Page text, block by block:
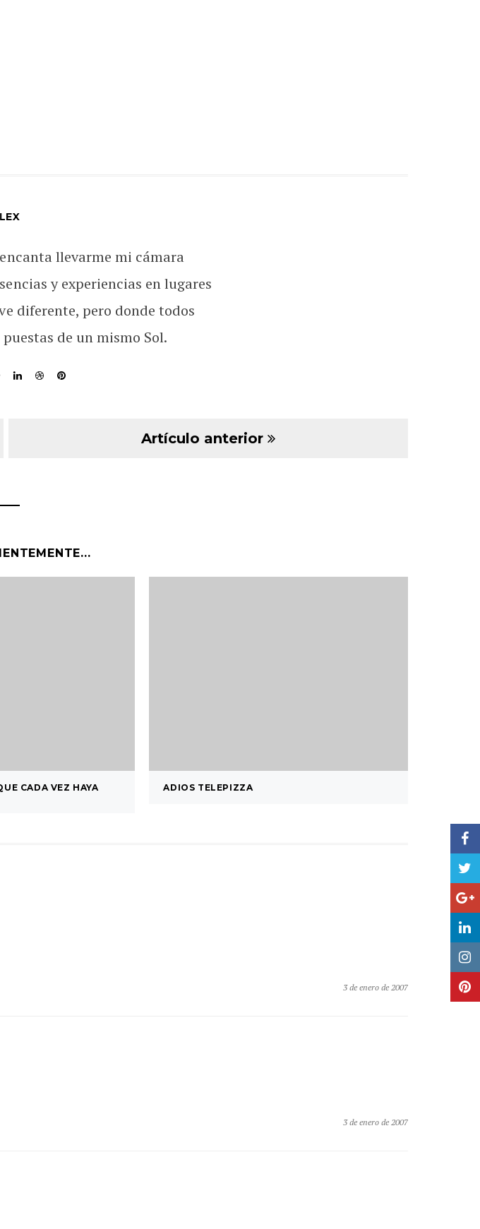
llevarme mi cámara
y experiencias en lugares
diferente, pero donde todos
de un mismo Sol.
Artículo anterior
CADA VEZ HAYA
ADIOS TELEPIZZA
3 de enero de 2007
3 de enero de 2007